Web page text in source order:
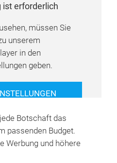
erforderlich
müssen Sie
unserem
in den
geben.
Botschaft das
passenden Budget.
Werbung und höhere